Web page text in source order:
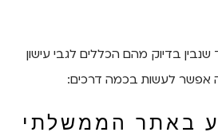
בדיוק מהם הכללים לגבי עישון
אפשר לעשות בכמה דרכים:
באתר הממשלתי